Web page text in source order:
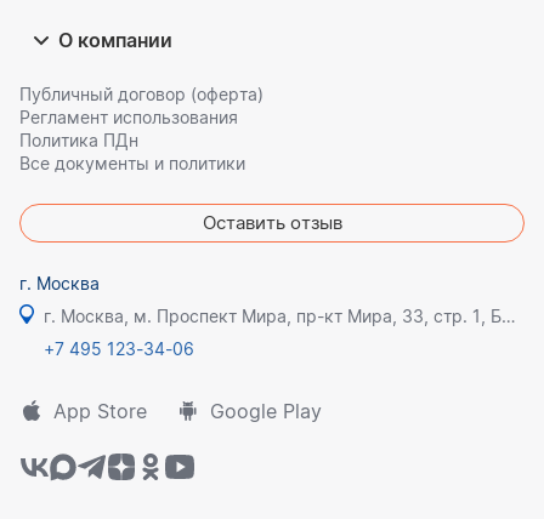
О компании
Публичный договор (оферта)
Регламент использования
Политика ПДн
Все документы и политики
Оставить отзыв
г. Москва
г. Москва, м. Проспект Мира, пр-кт Мира, 33, стр. 1, БЦ Олимпик плаза
+7 495 123-34-06
App Store Google Play